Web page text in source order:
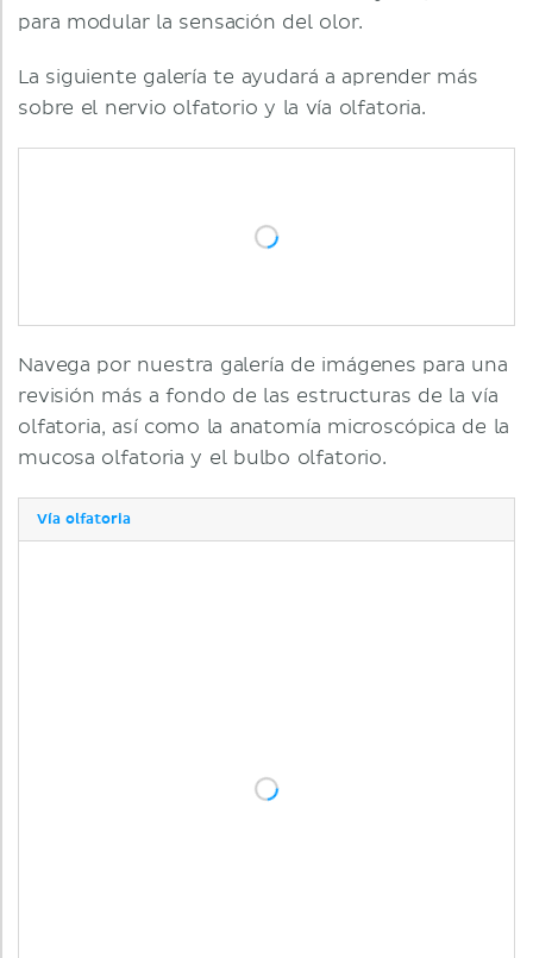
para modular la sensación del olor.
La siguiente galería te ayudará a aprender más
sobre el nervio olfatorio y la vía olfatoria.
Navega por nuestra galería de imágenes para una
revisión más a fondo de las estructuras de la vía
olfatoria, así como la anatomía microscópica de la
mucosa olfatoria y el bulbo olfatorio.
Vía olfatoria